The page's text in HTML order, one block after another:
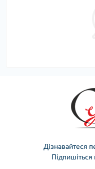
Дізнавайтеся